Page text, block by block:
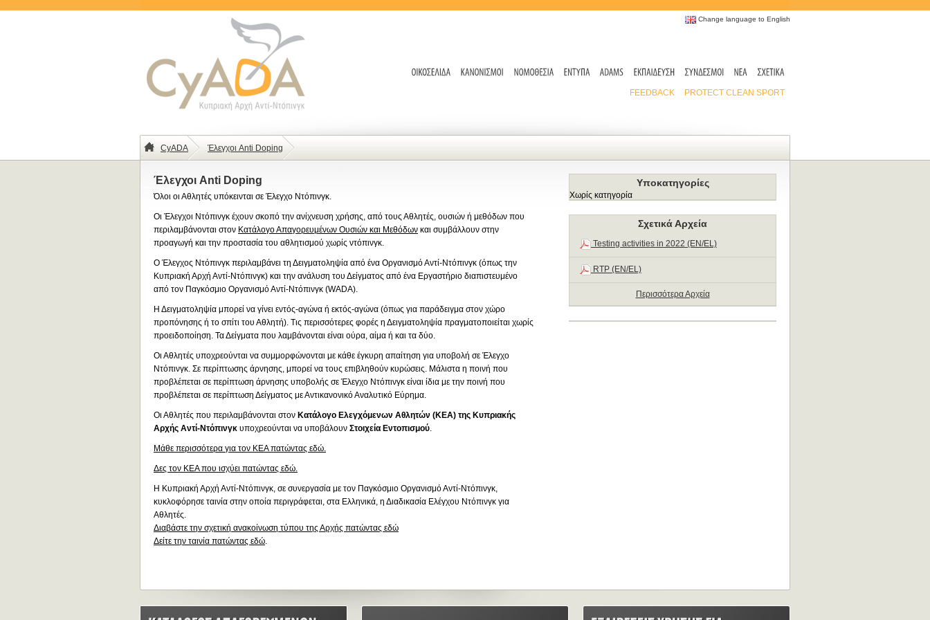
Change language to English
FEEDBACK PROTECT CLEAN SPORT
CyADA Έλεγχοι Anti Doping
Έλεγχοι Anti Doping
Όλοι οι Αθλητές υπόκεινται σε Έλεγχο Ντόπινγκ.
Οι Έλεγχοι Ντόπινγκ έχουν σκοπό την ανίχνευση χρήσης, από τους Αθλητές, ουσιών ή μεθόδων που
περιλαμβάνονται στον Κατάλογο Απαγορευμένων Ουσιών και Μεθόδων και συμβάλλουν στην
προαγωγή και την προστασία του αθλητισμού χωρίς ντόπινγκ.
Ο Έλεγχος Ντόπινγκ περιλαμβάνει τη Δειγματοληψία από ένα Οργανισμό Αντί-Ντόπινγκ (όπως την
Κυπριακή Αρχή Αντί-Ντόπινγκ) και την ανάλυση του Δείγματος από ένα Εργαστήριο διαπιστευμένο
από τον Παγκόσμιο Οργανισμό Αντί-Ντόπινγκ (WADA).
Η Δειγματοληψία μπορεί να γίνει εντός-αγώνα ή εκτός-αγώνα (όπως για παράδειγμα στον χώρο
προπόνησης ή το σπίτι του Αθλητή). Τις περισσότερες φορές η Δειγματοληψία πραγματοποιείται χωρίς
προειδοποίηση. Τα Δείγματα που λαμβάνονται είναι ούρα, αίμα ή και τα δύο.
Οι Αθλητές υποχρεούνται να συμμορφώνονται με κάθε έγκυρη απαίτηση για υποβολή σε Έλεγχο
Ντόπινγκ. Σε περίπτωσης άρνησης, μπορεί να τους επιβληθούν κυρώσεις. Μάλιστα η ποινή που
προβλέπεται σε περίπτωση άρνησης υποβολής σε Έλεγχο Ντόπινγκ είναι ίδια με την ποινή που
προβλέπεται σε περίπτωση Δείγματος με Αντικανονικό Αναλυτικό Εύρημα.
Οι Αθλητές που περιλαμβάνονται στον Κατάλογο Ελεγχόμενων Αθλητών (KEA) της Κυπριακής
Αρχής Αντί-Ντόπινγκ υποχρεούνται να υποβάλουν Στοιχεία Εντοπισμού.
Μάθε περισσότερα για τον ΚΕΑ πατώντας εδώ.
Δες τον ΚΕΑ που ισχύει πατώντας εδώ.
H Κυπριακή Αρχή Αντί-Ντόπινγκ, σε συνεργασία με τον Παγκόσμιο Οργανισμό Αντί-Ντόπινγκ,
κυκλοφόρησε ταινία στην οποία περιγράφεται, στα Ελληνικά, η Διαδικασία Ελέγχου Ντόπινγκ για
Αθλητές.
Διαβάστε την σχετική ανακοίνωση τύπου της Αρχής πατώντας εδώ
Δείτε την ταινία πατώντας εδώ.
Υποκατηγορίες
Χωρίς κατηγορία
Σχετικά Αρχεία
Testing activities in 2022 (EN/EL)
RTP (EN/EL)
Περισσότερα Αρχεία